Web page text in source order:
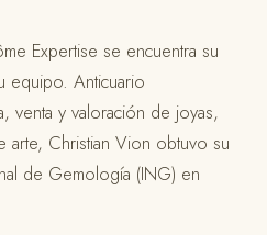
Expertise se encuentra su
equipo. Anticuario
venta y valoración de joyas,
Christian Vion obtuvo su
de Gemología (ING) en